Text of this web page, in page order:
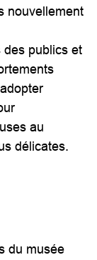
nouvellement
des publics et
au
délicates.
du musée